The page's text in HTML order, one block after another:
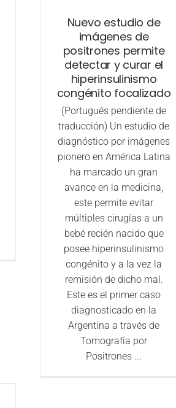
Nuevo estudio de
imágenes de
positrones permite
detectar y curar el
hiperinsulinismo
congénito focalizado
(Portugués pendiente de
traducción) Un estudio de
diagnóstico por imágenes
pionero en América Latina
ha marcado un gran
avance en la medicina,
este permite evitar
múltiples cirugías a un
bebé recién nacido que
posee hiperinsulinismo
congénito y a la vez la
remisión de dicho mal.
Este es el primer caso
diagnosticado en la
Argentina a través de
Tomografía por
Positrones ...